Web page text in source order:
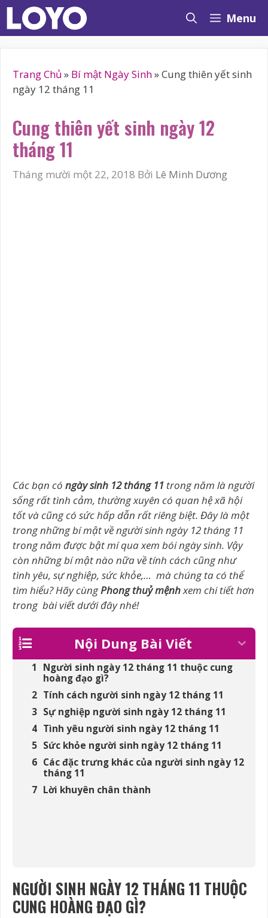
Chuyển
đến
nội
Menu
Trang Chủ » Bí mật Ngày Sinh»Cung thiên yết sinh
ngày 12 tháng 11
Cung thiên yết sinh ngày 12
tháng 11
Tháng mười một 22, 2018 Bởi Lê Minh Dương
Các bạn có ngày sinh 12 tháng 11 trong năm là người
sống rất tình cảm, thường xuyên có quan hệ xã hội
tốt và cũng có sức hấp dẫn rất riêng biệt. Đây là một
trong những bí mật về người sinh ngày 12 tháng 11
trong năm được bật mí qua xem bói ngày sinh. Vậy
còn những bí mật nào nữa về tính cách cũng như
tình yêu, sự nghiệp, sức khỏe,… mà chúng ta có thể
tìm hiểu? Hãy cùngPhong thuỷ mệnhxem chi tiết hơn
trong bài viết dưới đây nhé!
Nội Dung Bài Viết
Người sinh ngày 12 tháng 11 thuộc cung
hoàng đạo gì?
Tính cách người sinh ngày 12 tháng 11
Sự nghiệp người sinh ngày 12 tháng 11
Tình yêu người sinh ngày 12 tháng 11
Sức khỏe người sinh ngày 12 tháng 11
Các đặc trưng khác của người sinh ngày 12
tháng 11
Lời khuyên chân thành
NGƯỜI SINH NGÀY 12 THÁNG 11 THUỘC
CUNG HOÀNG ĐẠO GÌ?